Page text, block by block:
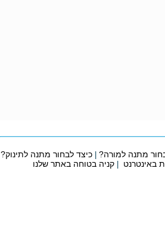
מתנה למורה? |כיצד לבחור מתנה לתינוק?
באינטרנט |קניה בטוחה באתר שלנו